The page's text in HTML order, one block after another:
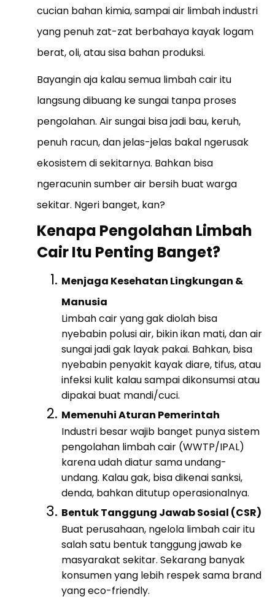
cucian bahan kimia, sampai air limbah industri
yang penuh zat-zat berbahaya kayak logam
berat, oli, atau sisa bahan produksi.
Bayangin aja kalau semua limbah cair itu
langsung dibuang ke sungai tanpa proses
pengolahan. Air sungai bisa jadi bau, keruh,
penuh racun, dan jelas-jelas bakal ngerusak
ekosistem di sekitarnya. Bahkan bisa
ngeracunin sumber air bersih buat warga
sekitar. Ngeri banget, kan?
Kenapa Pengolahan Limbah
Cair Itu Penting Banget?
Menjaga Kesehatan Lingkungan &
Manusia
Limbah cair yang gak diolah bisa
nyebabin polusi air, bikin ikan mati, dan air
sungai jadi gak layak pakai. Bahkan, bisa
nyebabin penyakit kayak diare, tifus, atau
infeksi kulit kalau sampai dikonsumsi atau
dipakai buat mandi/cuci.
Memenuhi Aturan Pemerintah
Industri besar wajib banget punya sistem
pengolahan limbah cair (WWTP/IPAL)
karena udah diatur sama undang-
undang. Kalau gak, bisa dikenai sanksi,
denda, bahkan ditutup operasionalnya.
Bentuk Tanggung Jawab Sosial (CSR)
Buat perusahaan, ngelola limbah cair itu
salah satu bentuk tanggung jawab ke
masyarakat sekitar. Sekarang banyak
konsumen yang lebih respek sama brand
yang eco-friendly.